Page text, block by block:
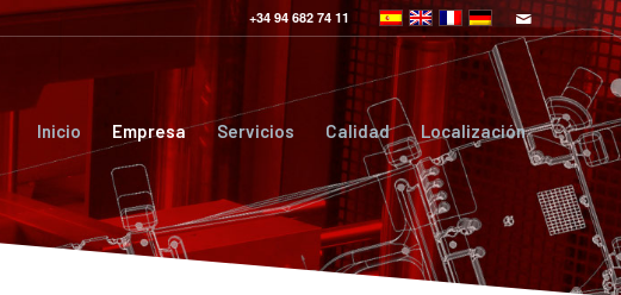
+34 94 682 74 11
Inicio Empresa Servicios Calidad Localización